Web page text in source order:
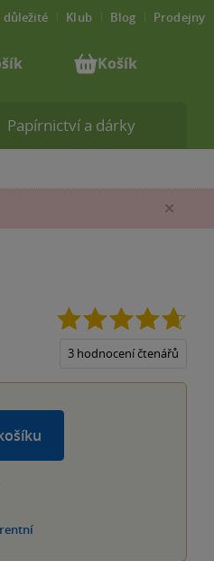
3 hodnocení čtenářů
Papírnictví a dárky
důležité Klub Blog Prodejny
Košík